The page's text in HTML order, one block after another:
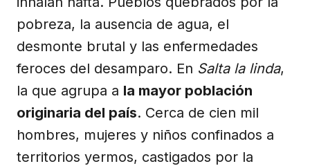
pobreza, la ausencia de agua, el
desmonte brutal y las enfermedades
feroces del desamparo. En Salta la linda,
la que agrupa a la mayor población
originaria del país. Cerca de cien mil
hombres, mujeres y niños confinados a
territorios yermos, castigados por la